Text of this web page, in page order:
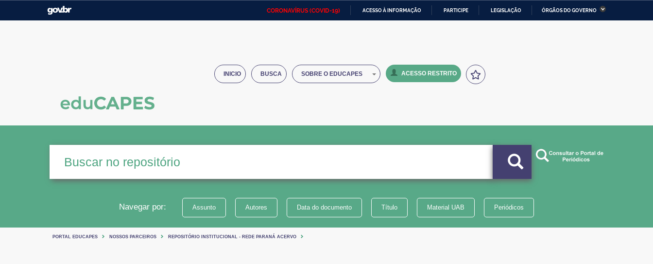
CORONAVÍRUS (COVID-19) ACESSO À INFORMAÇÃO PARTICIPE LEGISLAÇÃO ÓRGÃOS DO GOVERNO
Ministério das Relações
Ministério da Economia Ministério da Infraestrutura
Institucional
INICIO BUSCA SOBRE O EDUCAPES ACESSO RESTRITO
Navegar por: Assunto Autores Data do documento Título Material UAB Periódicos
PORTAL EDUCAPES NOSSOS PARCEIROS REPOSITÓRIO INSTITUCIONAL - REDE PARANÁ ACERVO